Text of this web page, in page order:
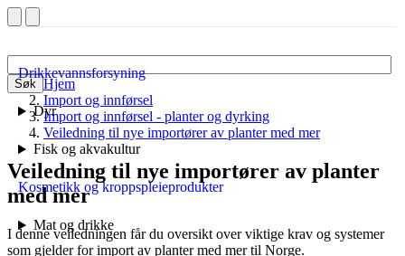
Søk
Drikkevannsforsyning
Dyr
Fisk og akvakultur
Kosmetikk og kroppspleieprodukter
Mat og drikke
Hjem
Import og innførsel
Import og innførsel - planter og dyrking
Veiledning til nye importører av planter med mer
Veiledning til nye importører av planter
med mer
I denne veiledningen får du oversikt over viktige krav og systemer
som gjelder for import av planter med mer til Norge.